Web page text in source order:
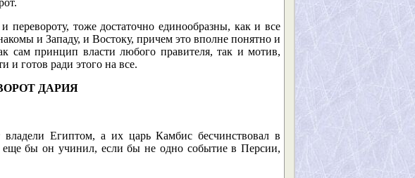
тоже достаточно единообразны, как и все
и Западу, и Востоку, причем это вполне понятно и
сам принцип власти любого правителя, так и мотив,
и готов ради этого на все.
ДАРИЯ
Египтом, а их царь Камбис бесчинствовал в
еще бы он учинил, если бы не одно событие в Персии,